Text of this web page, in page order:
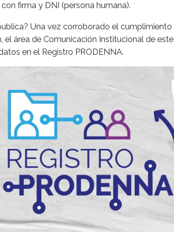
firma y DNI (persona humana).
Una vez corroborado el
el área de Comunicación Institucional de
en el Registro PRODENNA.